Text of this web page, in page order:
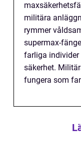
militära
rymmer
supermax-
farliga individer
säkerhet.
fungera som